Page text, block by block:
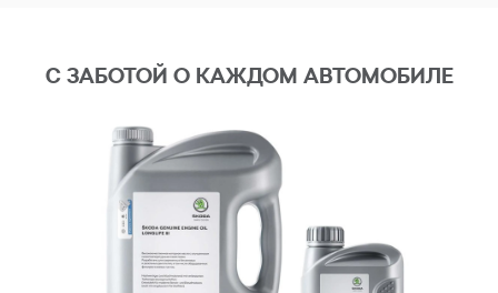
С ЗАБОТОЙ О КАЖДОМ АВТОМОБИЛЕ